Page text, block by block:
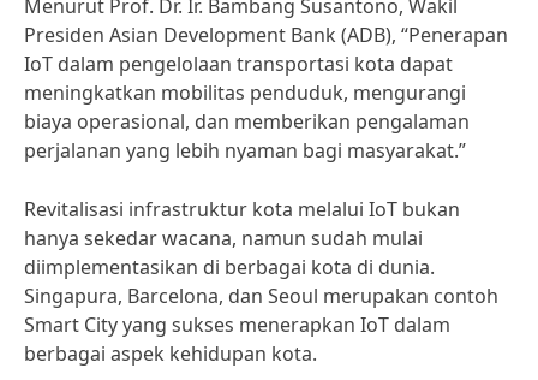
Menurut Prof. Dr. Ir. Bambang Susantono, Wakil
Presiden Asian Development Bank (ADB), “Penerapan
IoT dalam pengelolaan transportasi kota dapat
meningkatkan mobilitas penduduk, mengurangi
biaya operasional, dan memberikan pengalaman
perjalanan yang lebih nyaman bagi masyarakat.”
Revitalisasi infrastruktur kota melalui IoT bukan
hanya sekedar wacana, namun sudah mulai
diimplementasikan di berbagai kota di dunia.
Singapura, Barcelona, dan Seoul merupakan contoh
Smart City yang sukses menerapkan IoT dalam
berbagai aspek kehidupan kota.